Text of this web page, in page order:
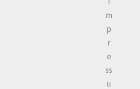
m
p
r
e
ss
u